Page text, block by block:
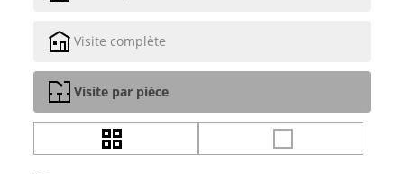
Visite complète
Visite par pièce